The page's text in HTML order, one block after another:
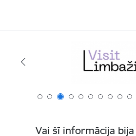
Vai šī informācija